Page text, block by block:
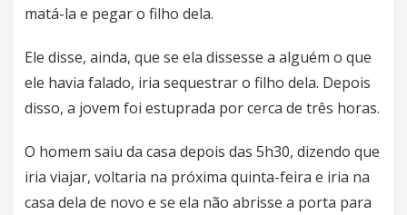
matá-la e pegar o filho dela.
Ele disse, ainda, que se ela dissesse a alguém o que
ele havia falado, iria sequestrar o filho dela. Depois
disso, a jovem foi estuprada por cerca de três horas.
O homem saiu da casa depois das 5h30, dizendo que
iria viajar, voltaria na próxima quinta-feira e iria na
casa dela de novo e se ela não abrisse a porta para